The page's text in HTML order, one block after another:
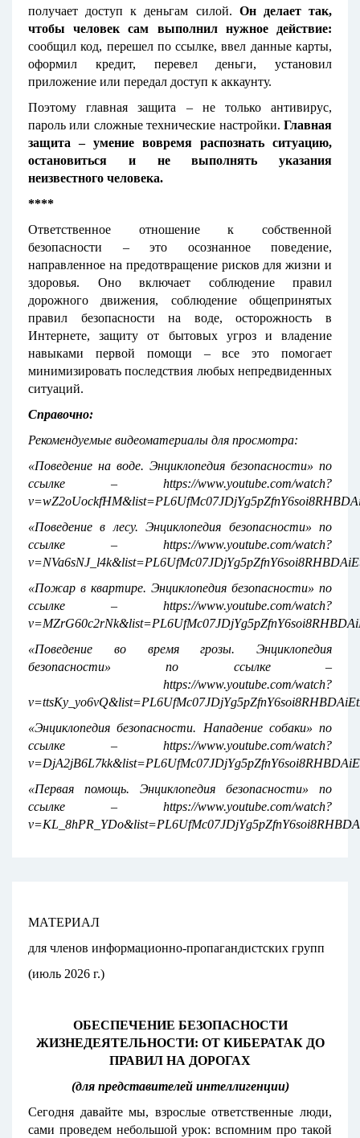
получает доступ к деньгам силой. Он делает так,
чтобы человек сам выполнил нужное действие:
сообщил код, перешел по ссылке, ввел данные карты,
оформил кредит, перевел деньги, установил
приложение или передал доступ к аккаунту.
Поэтому главная защита – не только антивирус,
пароль или сложные технические настройки. Главная
защита – умение вовремя распознать ситуацию,
остановиться и не выполнять указания
неизвестного человека.
****
Ответственное отношение к собственной
безопасности – это осознанное поведение,
направленное на предотвращение рисков для жизни и
здоровья. Оно включает соблюдение правил
дорожного движения, соблюдение общепринятых
правил безопасности на воде, осторожность в
Интернете, защиту от бытовых угроз и владение
навыками первой помощи – все это помогает
минимизировать последствия любых непредвиденных
ситуаций.
Справочно:
Рекомендуемые видеоматериалы для просмотра:
«Поведение на воде. Энциклопедия безопасности» по
ссылке – https://www.youtube.com/watch?
«Поведение в лесу. Энциклопедия безопасности» по
ссылке – https://www.youtube.com/watch?
«Пожар в квартире. Энциклопедия безопасности» по
ссылке – https://www.youtube.com/watch?
«Поведение во время грозы. Энциклопедия
безопасности» по ссылке –
https://www.youtube.com/watch?
«Энциклопедия безопасности. Нападение собаки» по
ссылке – https://www.youtube.com/watch?
«Первая помощь. Энциклопедия безопасности» по
ссылке – https://www.youtube.com/watch?
МАТЕРИАЛ
для членов информационно-пропагандистских групп
(июль 2026 г.)
ОБЕСПЕЧЕНИЕ БЕЗОПАСНОСТИ
ЖИЗНЕДЕЯТЕЛЬНОСТИ: ОТ КИБЕРАТАК ДО
ПРАВИЛ НА ДОРОГАХ
(для представителей интеллигенции)
Сегодня давайте мы, взрослые ответственные люди,
сами проведем небольшой урок: вспомним про такой